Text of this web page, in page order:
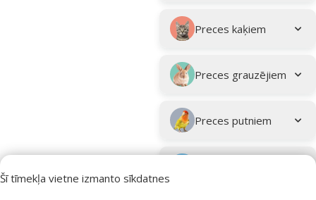
Šī tīmekļa vietne izmanto sīkdatnes
Preces kaķiem
Preces grauzējiem
Preces putniem